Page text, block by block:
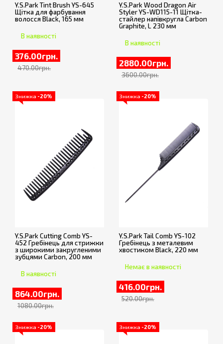
Y.S.Park Tint Brush YS-645
Щітка для фарбування
волосся Black, 165 мм
В наявності
376.00грн.
470.00грн.
Y.S.Park Wood Dragon Air
Styler YS-WD115-11 Щітка-
стайлер напівкругла Carbon
Graphite, L 230 мм
В наявності
2880.00грн.
3600.00грн.
Знижка -20%
Y.S.Park Cutting Comb YS-
452 Гребінець для стрижки
з широкими закругленими
зубцями Carbon, 200 мм
В наявності
864.00грн.
1080.00грн.
Знижка -20%
Y.S.Park Tail Comb YS-102
Гребінець з металевим
хвостиком Black, 220 мм
Немає в наявності
416.00грн.
520.00грн.
Знижка -20% Знижка -20%